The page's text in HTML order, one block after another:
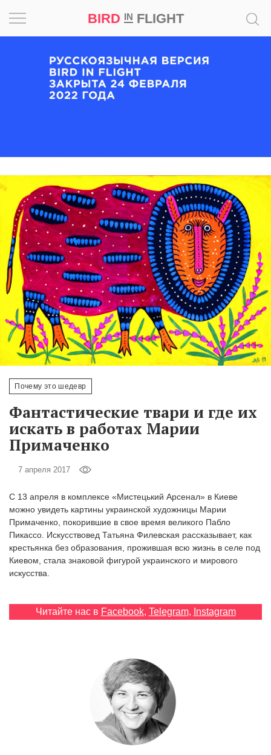
BIRD INFLIGHT
Почему это шедевр
Фантастические твари и где их
искать в работах Марии
Примаченко
7 апреля 2017
С 13 апреля в комплексе «Мистецький Арсенал» в Киеве
можно увидеть картины украинской художницы Марии
Примаченко, покорившие в свое время великого Пабло
Пикассо. Искусствовед Татьяна Филевская рассказывает, как
крестьянка без образования, прожившая всю жизнь в селе под
Киевом, стала знаковой фигурой украинского и мирового
искусства.
Читайте нас в Facebook, Telegram, Instagram